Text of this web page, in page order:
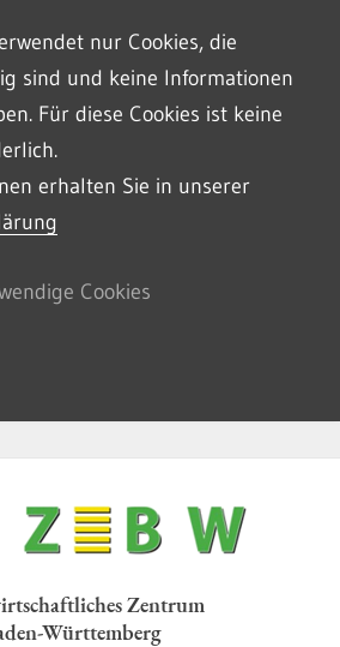
nur Cookies, die
sind und keine Informationen
Für diese Cookies ist keine
erhalten Sie in unserer
Cookies
Zentrum
Württemberg